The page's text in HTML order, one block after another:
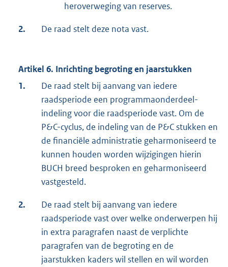
heroverweging van reserves.
2. De raad stelt deze nota vast.
Artikel 6. Inrichting begroting en jaarstukken
1.
De raad stelt bij aanvang van iedere
raadsperiode een programmaonderdeel-
indeling voor die raadsperiode vast. Om de
P&C-cyclus, de indeling van de P&C stukken en
de financiële administratie geharmoniseerd te
kunnen houden worden wijzigingen hierin
BUCH breed besproken en geharmoniseerd
vastgesteld.
2.
De raad stelt bij aanvang van iedere
raadsperiode vast over welke onderwerpen hij
in extra paragrafen naast de verplichte
paragrafen van de begroting en de
jaarstukken kaders wil stellen en wil worden